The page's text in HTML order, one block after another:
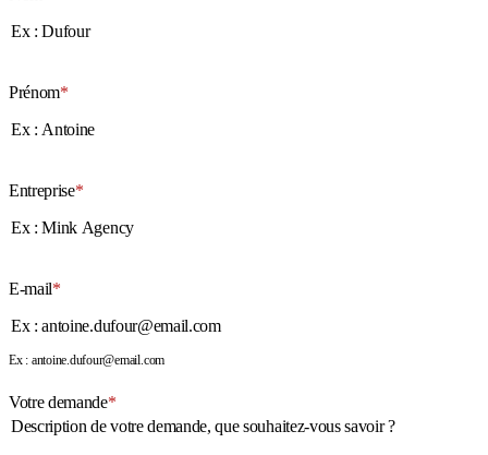
Prénom*
Entreprise*
E-mail*
Ex : antoine.dufour@email.com
Votre demande*